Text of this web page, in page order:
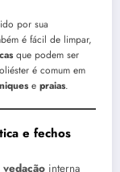
por sua
é fácil de limpar,
que podem ser
é comum em
e praias.
e fechos
vedação interna